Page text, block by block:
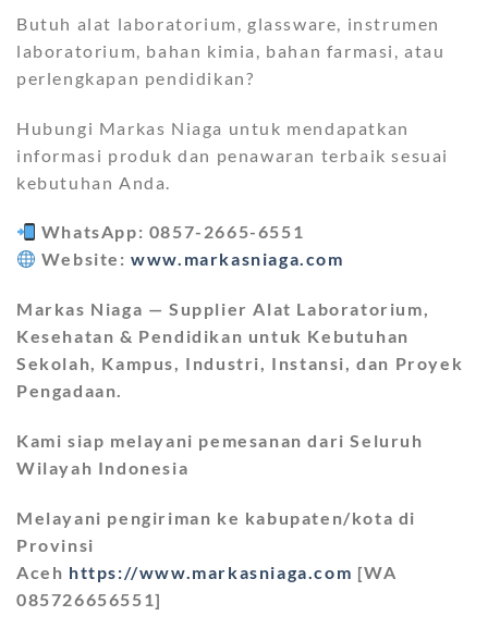
Butuh alat laboratorium, glassware, instrumen
laboratorium, bahan kimia, bahan farmasi, atau
perlengkapan pendidikan?
Hubungi Markas Niaga untuk mendapatkan
informasi produk dan penawaran terbaik sesuai
kebutuhan Anda.
WhatsApp: 0857-2665-6551
Website:www.markasniaga.com
Markas Niaga — Supplier Alat Laboratorium,
Kesehatan & Pendidikan untuk Kebutuhan
Sekolah, Kampus, Industri, Instansi, dan Proyek
Pengadaan.
Kami siap melayani pemesanan dari Seluruh
Wilayah Indonesia
Melayani pengiriman ke kabupaten/kota di
Provinsi
Aceh https://www.markasniaga.com [WA
085726656551]